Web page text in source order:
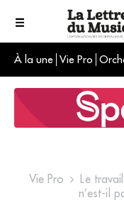
À la une Vie Pro
Vie Pro
Le
n’est-il